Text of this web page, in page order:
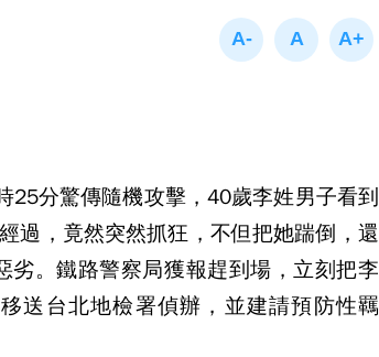
25分驚傳隨機攻擊，40歲李姓男子看到
過，竟然突然抓狂，不但把她踹倒，還
劣。鐵路警察局獲報趕到場，立刻把李
送台北地檢署偵辦，並建請預防性羈